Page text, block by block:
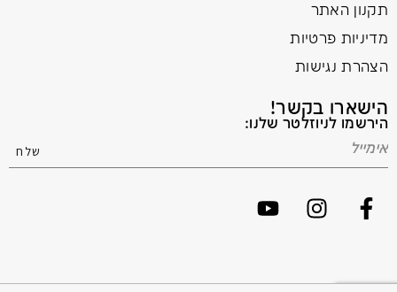
תקנון האתר
מדיניות פרטיות
הצהרת נגישות
הישארו בקשר!
הירשמו לניוזלטר שלנו: